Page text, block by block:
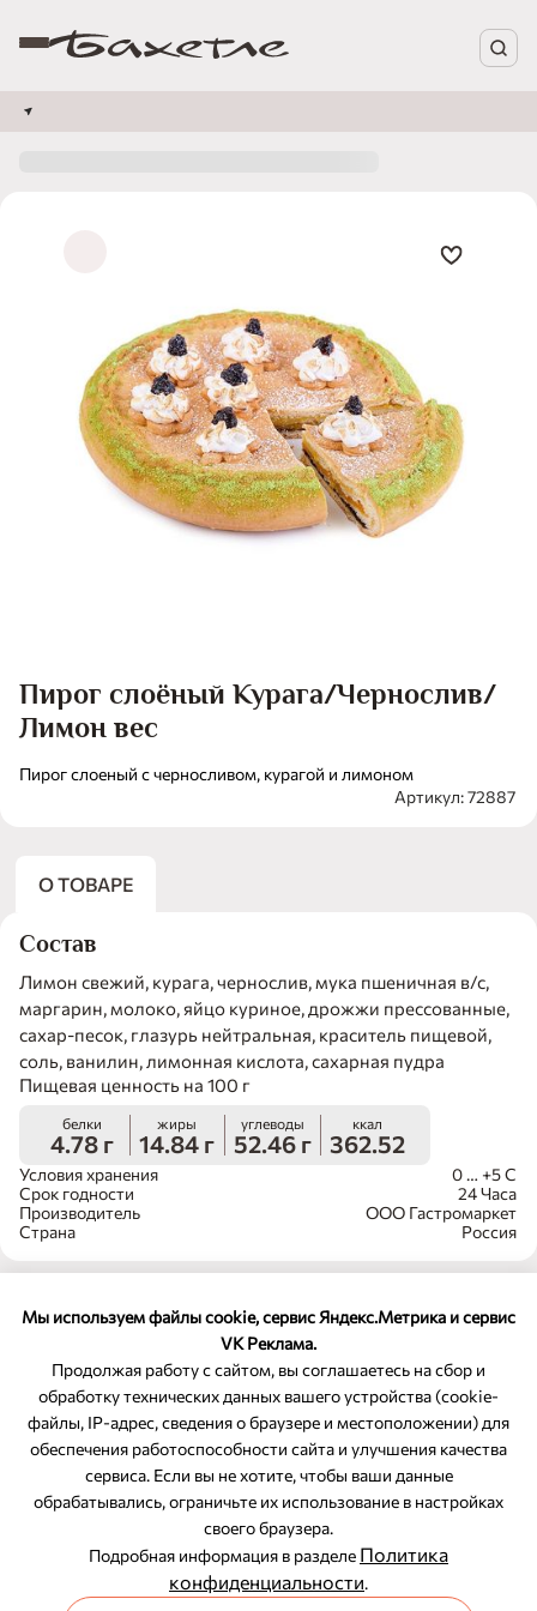
Мы используем файлы cookie, сервис Яндекс.Метрика и сервис
VK Реклама.
Продолжая работу с сайтом, вы соглашаетесь на сбор и
обработку технических данных вашего устройства (cookie-
файлы, IP-адрес, сведения о браузере и местоположении) для
обеспечения работоспособности сайта и улучшения качества
сервиса. Если вы не хотите, чтобы ваши данные
обрабатывались, ограничьте их использование в настройках
своего браузера.
Подробная информация в разделе Политика
конфиденциальности.
Пирог слоёный Курага/Чернослив/
Лимон вес
Пирог слоеный с черносливом, курагой и лимоном
Артикул: 72887
О ТОВАРЕ
Пищевая ценность на 100 г
белки
4.78 г
жиры
14.84 г
углеводы
52.46 г
ккал
362.52
Условия хранения
0 … +5 С
Срок годности
24 Часа
Производитель
ООО Гастромаркет
Страна
Россия
Состав
Лимон свежий, курага, чернослив, мука пшеничная в/с,
маргарин, молоко, яйцо куриное, дрожжи прессованные,
сахар-песок, глазурь нейтральная, краситель пищевой,
соль, ванилин, лимонная кислота, сахарная пудра
ОБРАТНАЯ СВЯЗЬ
8-800-350-46-10
Служба поддержки